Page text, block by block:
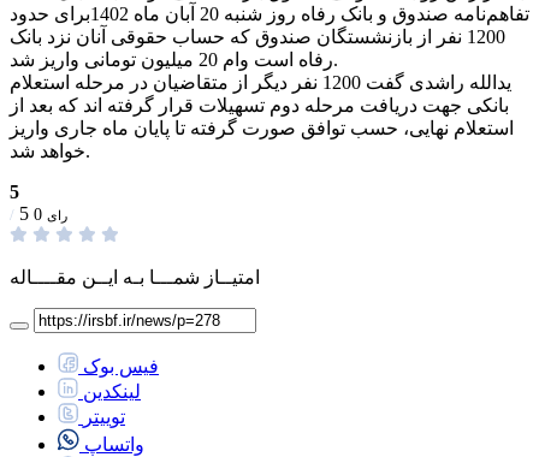
تفاهم‌نامه صندوق و بانک رفاه روز شنبه 20 آبان ماه 1402برای حدود
1200 نفر از بازنشستگان صندوق که حساب حقوقی آنان نزد بانک
رفاه است وام 20 میلیون تومانی واریز شد.
یدالله راشدی گفت 1200 نفر دیگر از متقاضیان در مرحله استعلام
بانکی جهت دریافت مرحله دوم تسهیلات قرار گرفته اند که بعد از
استعلام نهایی، حسب توافق صورت گرفته تا پایان ماه جاری واریز
خواهد شد.
5
/ 5 0 رای
امتیــاز شمـــا بـه ایــن مقــــاله
فیس بوک
لینکدین
توییتر
واتساپ